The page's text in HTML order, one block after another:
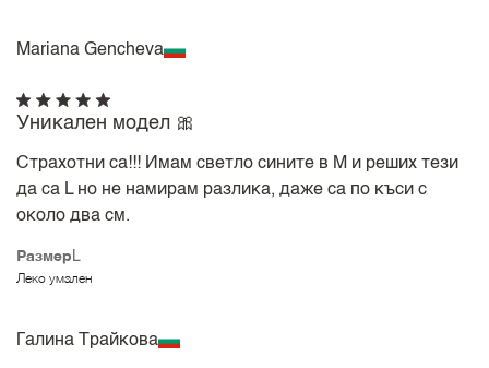
Mariana Gencheva
Размер L
Леко умален
Уникален модел 🎀
Страхотни са!!! Имам светло сините в М и реших тези
да са L но не намирам разлика, даже са по къси с
около два см.
Галина Трайкова